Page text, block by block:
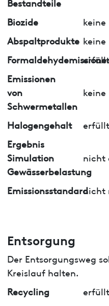
Biozide
keine
Abspaltprodukte keine
erfüllt
Emissionen
von
Schwermetallen
keine
Halogengehalt
erfüllt
Ergebnis
Simulation
Gewässerbelastung
nicht
Emissionsstandardnicht
Entsorgung
Der Entsorgungsweg
Kreislauf halten.
Recycling
erfüllt